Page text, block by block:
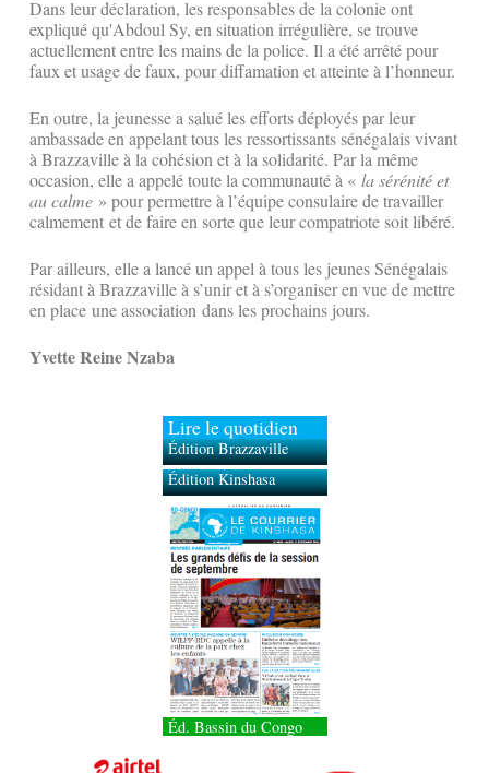
Dans leur déclaration, les responsables de la colonie ont
expliqué qu'Abdoul Sy, en situation irrégulière, se trouve
actuellement entre les mains de la police. Il a été arrêté pour
faux et usage de faux, pour diffamation et atteinte à l’honneur.
En outre, la jeunesse a salué les efforts déployés par leur
ambassade en appelant tous les ressortissants sénégalais vivant
à Brazzaville à la cohésion et à la solidarité. Par la même
occasion, elle a appelé toute la communauté à « la sérénité et
au calme » pour permettre à l’équipe consulaire de travailler
calmement et de faire en sorte que leur compatriote soit libéré.
Par ailleurs, elle a lancé un appel à tous les jeunes Sénégalais
résidant à Brazzaville à s’unir et à s’organiser en vue de mettre
en place une association dans les prochains jours.
Yvette Reine Nzaba
Lire le quotidien
Édition Brazzaville
Édition Kinshasa
Éd. Bassin du Congo